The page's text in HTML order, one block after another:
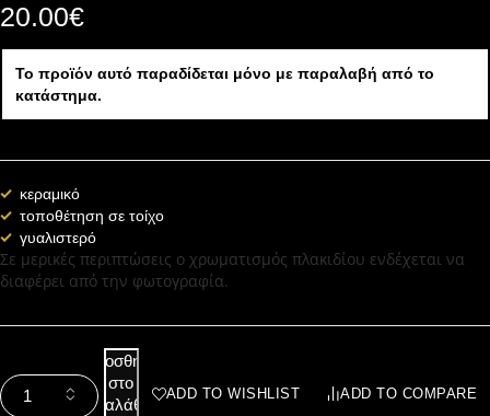
20.00€
Το προϊόν αυτό παραδίδεται μόνο με παραλαβή από το
κατάστημα.
κεραμικό
τοποθέτηση σε τοίχο
γυαλιστερό
Σε μερικές περιπτώσεις ο χρωματισμός πλακιδίου ενδέχεται να
διαφέρει από την φωτογραφία.
Προσθήκη
στο
καλάθι
ADD TO WISHLIST ADD TO COMPARE